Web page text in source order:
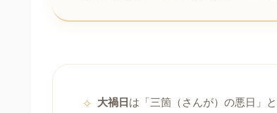
大禍日 は「三箇（さんが）の悪日」